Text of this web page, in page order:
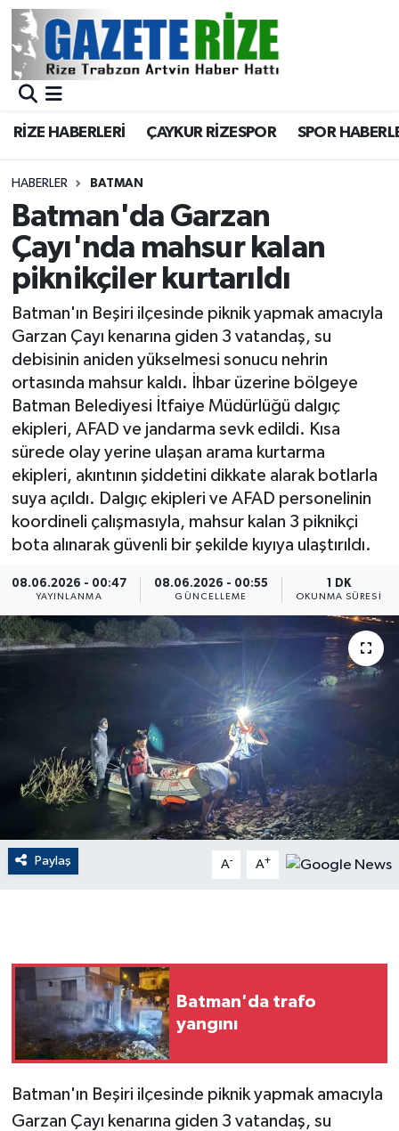
RİZE HABERLERİ ÇAYKUR RİZESPOR SPOR
HABERLER BATMAN
Batman'da Garzan
Çayı'nda mahsur kalan
piknikçiler kurtarıldı
Batman'ın Beşiri ilçesinde piknik yapmak amacıyla
Garzan Çayı kenarına giden 3 vatandaş, su
debisinin aniden yükselmesi sonucu nehrin
ortasında mahsur kaldı. İhbar üzerine bölgeye
Batman Belediyesi İtfaiye Müdürlüğü dalgıç
ekipleri, AFAD ve jandarma sevk edildi. Kısa
sürede olay yerine ulaşan arama kurtarma
ekipleri, akıntının şiddetini dikkate alarak botlarla
suya açıldı. Dalgıç ekipleri ve AFAD personelinin
koordineli çalışmasıyla, mahsur kalan 3 piknikçi
bota alınarak güvenli bir şekilde kıyıya ulaştırıldı.
08.06.2026 - 00:47
YAYINLANMA
08.06.2026 - 00:55
GÜNCELLEME
1 DK
OKUNMA SÜRESI
Paylaş A- A+
Batman'da trafo
yangını
Batman'ın Beşiri ilçesinde piknik yapmak amacıyla
Garzan Çayı kenarına giden 3 vatandaş, su
BÖLGEMİZ
Asayiş
Rize Jandarma Komutanlığı
Bilim Teknoloji
Advertising news
Canlı Maç
ÇEVRE
Dış Haberler
Dünya
EKONOMİ
English News
Flaş Haber
Gayrimenkul
GENEL
HABERDE İNSAN
İNSAN
İş Dünyası
Jandarma
Merkez Nöbetçi Eczaneler
Merkez Trafik Yoğunluk Haritası
Süper Lig Puan Durumu ve Fikstür
Tüm Manşetler
Son Dakika Haberleri
Haber Arşivi